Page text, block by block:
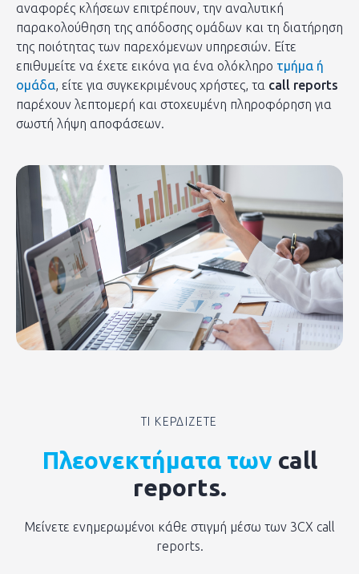
αναφορές κλήσεων επιτρέπουν, την αναλυτική
παρακολούθηση της απόδοσης ομάδων και τη διατήρηση
της ποιότητας των παρεχόμενων υπηρεσιών. Είτε
επιθυμείτε να έχετε εικόνα για ένα ολόκληρο τμήμα ή
ομάδα, είτε για συγκεκριμένους χρήστες, τα call reports
παρέχουν λεπτομερή και στοχευμένη πληροφόρηση για
σωστή λήψη αποφάσεων.
ΤΙ ΚΕΡΔΙΖΕΤΕ
Πλεονεκτήματα των call
reports.
Μείνετε ενημερωμένοι κάθε στιγμή μέσω των 3CX call
reports.